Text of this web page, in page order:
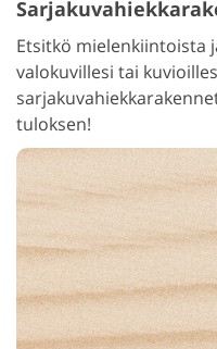
Etsitkö mielenkiintoista
valokuvillesi tai
tuloksen!